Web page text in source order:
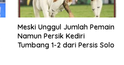
Meski Unggul Jumlah Pemain
Namun Persik Kediri
Tumbang 1-2 dari Persis Solo